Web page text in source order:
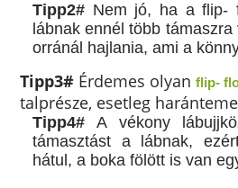
Tipp2# Nem jó, ha a flip-
lábnak ennél több
orránál hajlania, ami a
Tipp3# Érdemes olyan flip-
talprésze, esetleg
Tipp4# A vékony
támasztást a lábnak,
hátul, a boka fölött is van